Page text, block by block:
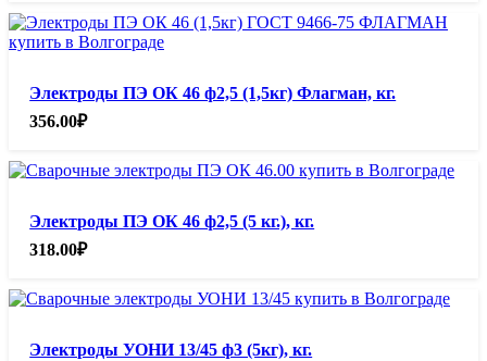
Электроды ПЭ ОК 46 ф2,5 (1,5кг) Флагман, кг.
356.00₽
Электроды ПЭ ОК 46 ф2,5 (5 кг.), кг.
318.00₽
Электроды УОНИ 13/45 ф3 (5кг), кг.